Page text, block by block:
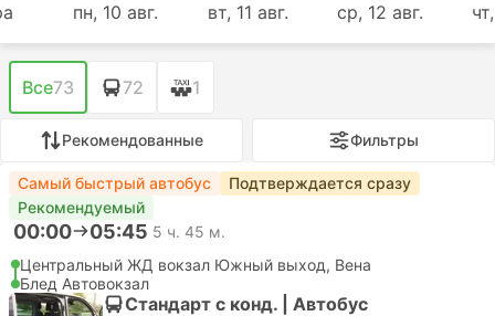
пн, 10 авг. вт, 11 авг. ср, 12 авг.
Все73 72 1
Рекомендованные Фильтры
Самый быстрый автобус
Подтверждается сразу
Рекомендуемый
00:00 05:45 5 ч. 45 м.
Центральный ЖД вокзал Южный выход, Вена
Блед Автовокзал
Стандарт с конд. | Автобус